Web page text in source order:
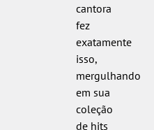
cantora
fez
exatamente
isso,
mergulhando
em sua
coleção
de hits